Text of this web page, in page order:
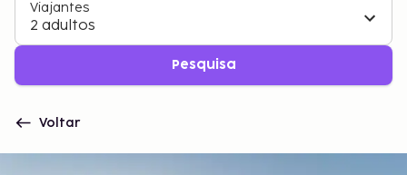
Viajantes
2 adultos
Pesquisa
Voltar